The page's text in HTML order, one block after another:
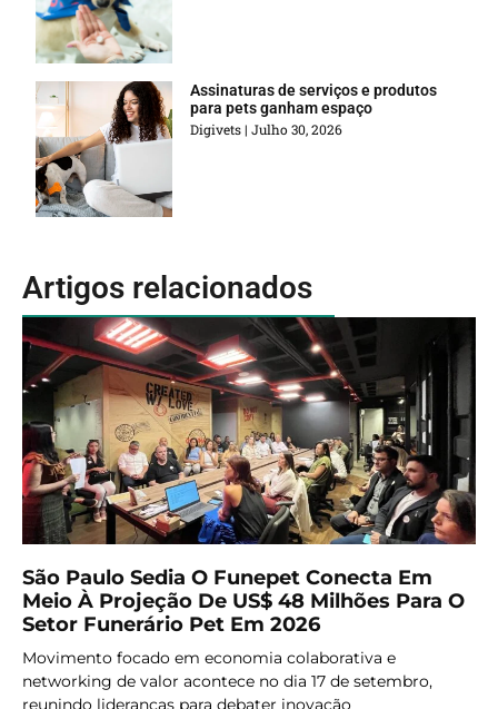
Assinaturas de serviços e produtos
para pets ganham espaço
Digivets Julho 30, 2026
Artigos relacionados
São Paulo Sedia O Funepet Conecta Em
Meio À Projeção De US$ 48 Milhões Para O
Setor Funerário Pet Em 2026
Movimento focado em economia colaborativa e
networking de valor acontece no dia 17 de setembro,
reunindo lideranças para debater inovação